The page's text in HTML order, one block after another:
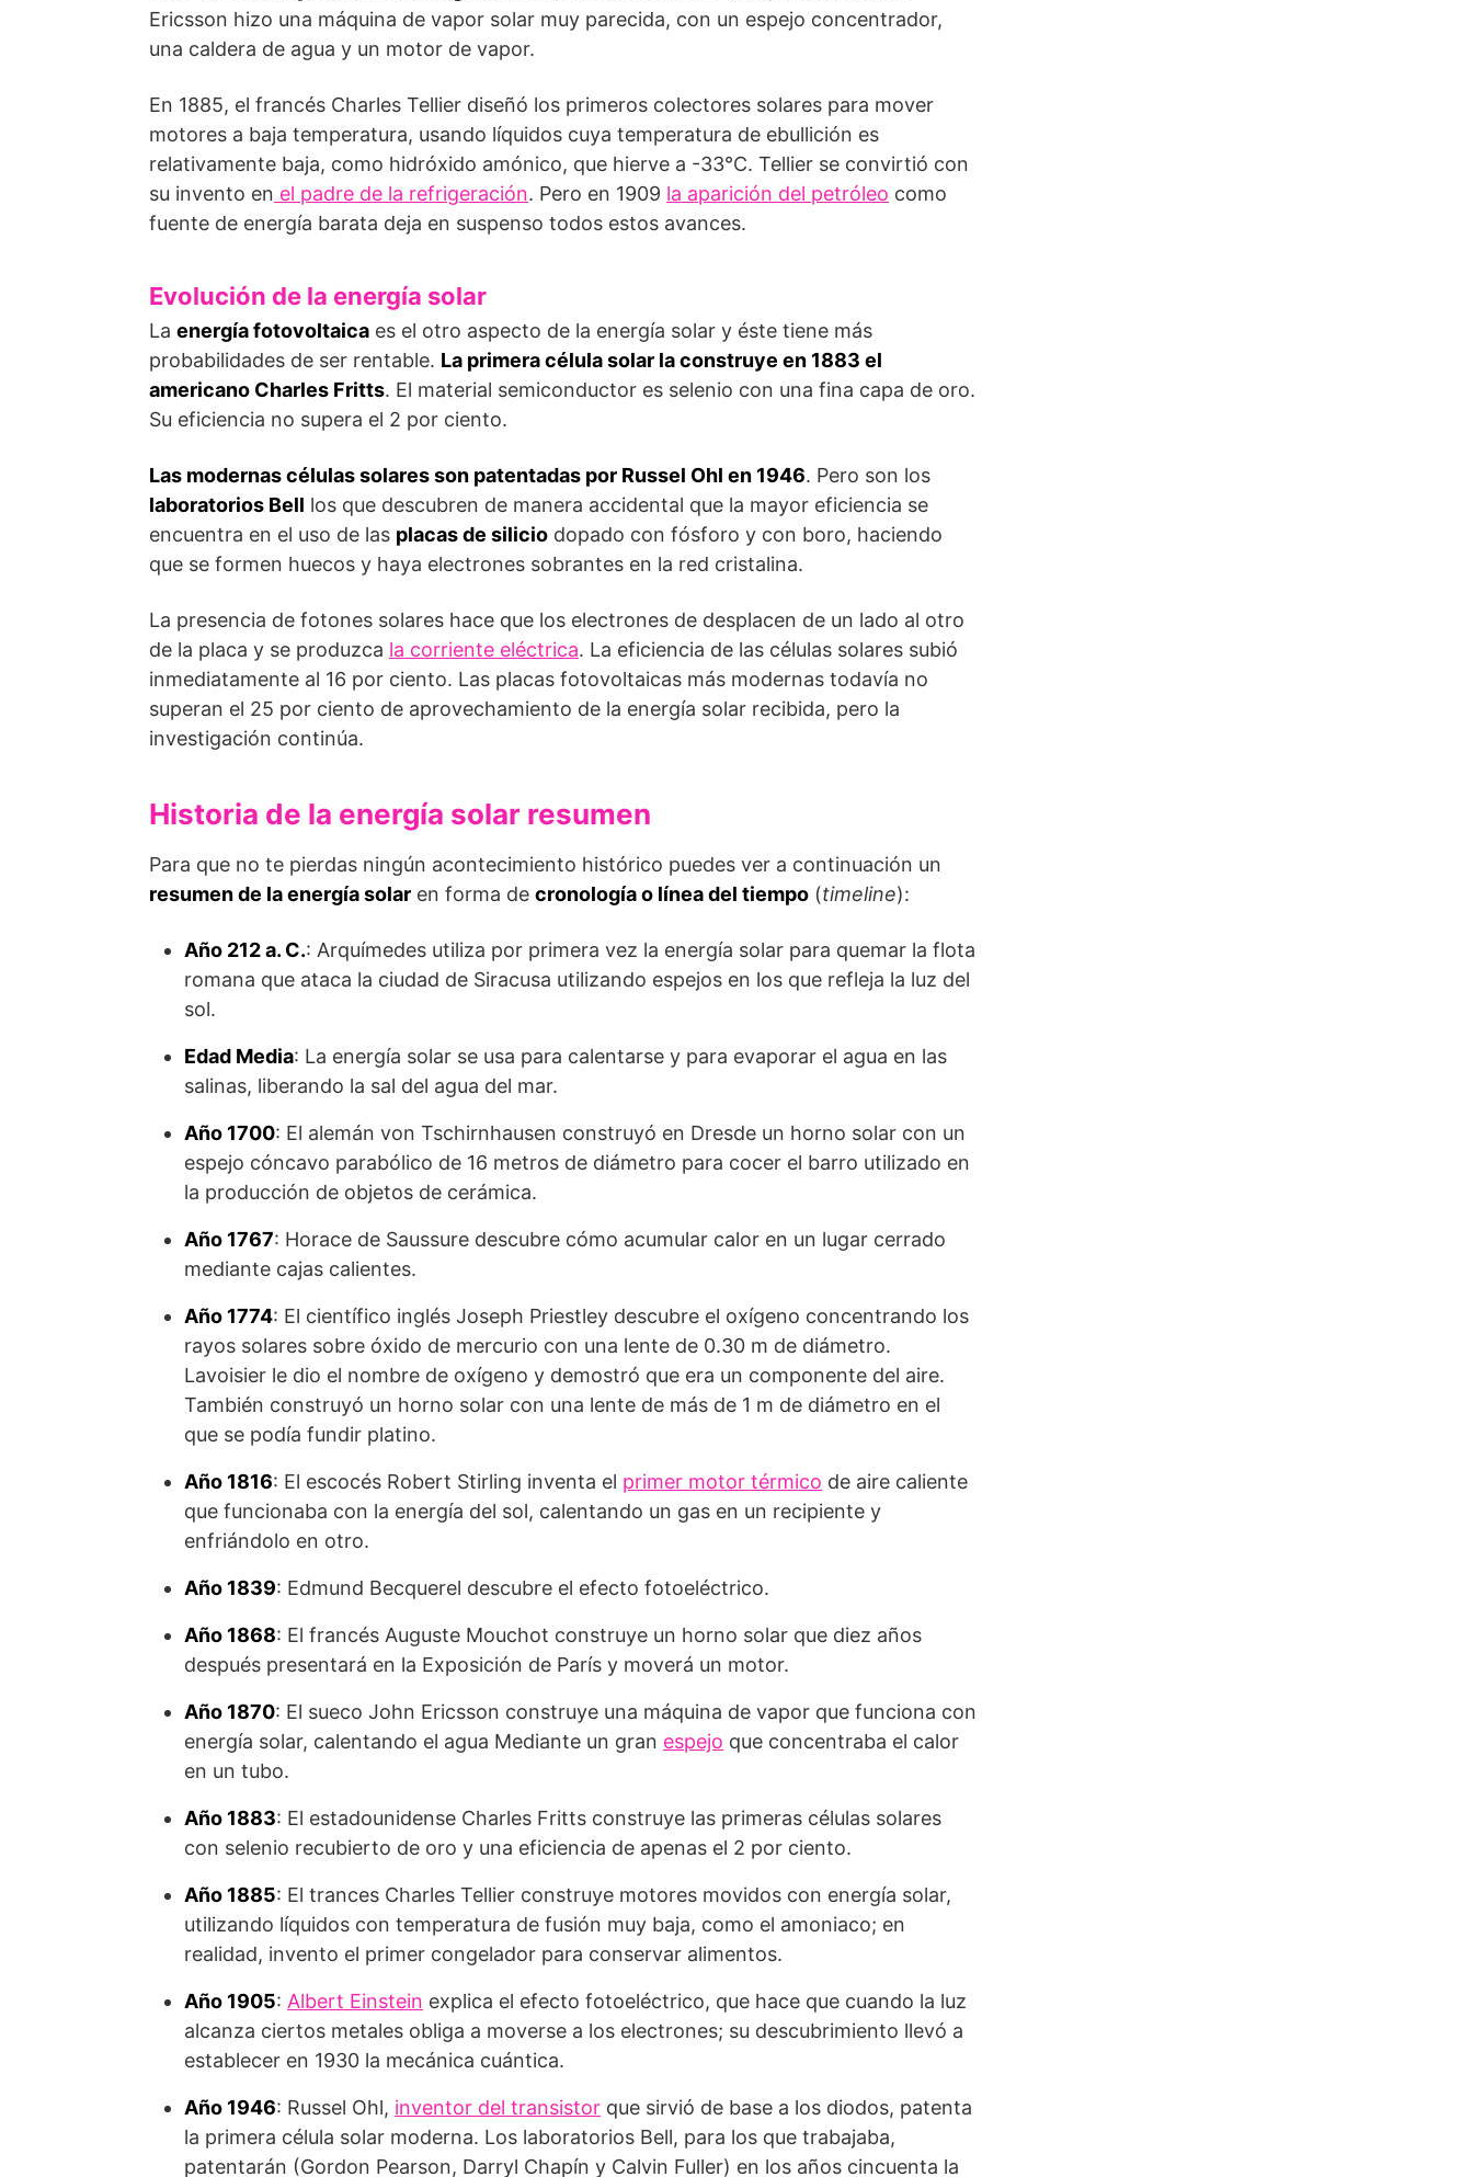
Ericsson hizo una máquina de vapor solar muy parecida, con un espejo concentrador,
una caldera de agua y un motor de vapor.
En 1885, el francés Charles Tellier diseñó los primeros colectores solares para mover
motores a baja temperatura, usando líquidos cuya temperatura de ebullición es
relativamente baja, como hidróxido amónico, que hierve a -33°C. Tellier se convirtió con
su invento en el padre de la refrigeración. Pero en 1909 la aparición del petróleo como
fuente de energía barata deja en suspenso todos estos avances.
Evolución de la energía solar
La energía fotovoltaica es el otro aspecto de la energía solar y éste tiene más
probabilidades de ser rentable. La primera célula solar la construye en 1883 el
americano Charles Fritts. El material semiconductor es selenio con una fina capa de oro.
Su eficiencia no supera el 2 por ciento.
Las modernas células solares son patentadas por Russel Ohl en 1946. Pero son los
laboratorios Bell los que descubren de manera accidental que la mayor eficiencia se
encuentra en el uso de las placas de silicio dopado con fósforo y con boro, haciendo
que se formen huecos y haya electrones sobrantes en la red cristalina.
La presencia de fotones solares hace que los electrones de desplacen de un lado al otro
de la placa y se produzca la corriente eléctrica. La eficiencia de las células solares subió
inmediatamente al 16 por ciento. Las placas fotovoltaicas más modernas todavía no
superan el 25 por ciento de aprovechamiento de la energía solar recibida, pero la
investigación continúa.
Historia de la energía solar resumen
Para que no te pierdas ningún acontecimiento histórico puedes ver a continuación un
resumen de la energía solar en forma de cronología o línea del tiempo (timeline):
Año 212 a. C.: Arquímedes utiliza por primera vez la energía solar para quemar la flota
romana que ataca la ciudad de Siracusa utilizando espejos en los que refleja la luz del
sol.
Edad Media: La energía solar se usa para calentarse y para evaporar el agua en las
salinas, liberando la sal del agua del mar.
Año 1700: El alemán von Tschirnhausen construyó en Dresde un horno solar con un
espejo cóncavo parabólico de 16 metros de diámetro para cocer el barro utilizado en
la producción de objetos de cerámica.
Año 1767: Horace de Saussure descubre cómo acumular calor en un lugar cerrado
mediante cajas calientes.
Año 1774: El científico inglés Joseph Priestley descubre el oxígeno concentrando los
rayos solares sobre óxido de mercurio con una lente de 0.30 m de diámetro.
Lavoisier le dio el nombre de oxígeno y demostró que era un componente del aire.
También construyó un horno solar con una lente de más de 1 m de diámetro en el
que se podía fundir platino.
Año 1816: El escocés Robert Stirling inventa el primer motor térmico de aire caliente
que funcionaba con la energía del sol, calentando un gas en un recipiente y
enfriándolo en otro.
Año 1839: Edmund Becquerel descubre el efecto fotoeléctrico.
Año 1868: El francés Auguste Mouchot construye un horno solar que diez años
después presentará en la Exposición de París y moverá un motor.
Año 1870: El sueco John Ericsson construye una máquina de vapor que funciona con
energía solar, calentando el agua Mediante un gran espejo que concentraba el calor
en un tubo.
Año 1883: El estadounidense Charles Fritts construye las prime­ras células solares
con selenio recubierto de oro y una eficiencia de apenas el 2 por ciento.
Año 1885: El trances Charles Tellier construye motores movidos con energía solar,
utilizando líquidos con temperatura de fusión muy baja, como el amoniaco; en
realidad, invento el primer congelador para conservar alimentos.
Año 1905: Albert Einstein explica el efecto fotoeléctrico, que hace que cuando la luz
alcanza ciertos metales obliga a moverse a los electrones; su descubrimiento llevó a
establecer en 1930 la mecánica cuántica.
Año 1946: Russel Ohl, inventor del transistor que sirvió de base a los diodos, patenta
la primera célula solar moderna. Los laborato­rios Bell, para los que trabajaba,
patentarán (Gordon Pearson, Darryl Chapín y Calvin Fuller) en los años cincuenta la